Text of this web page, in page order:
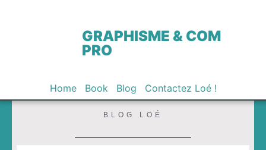
GRAPHISME & COM
PRO
Home Book Blog Contactez Loé !
BLOG LOÉ